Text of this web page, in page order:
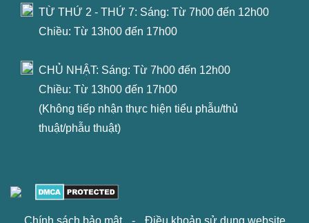
TỪ THỨ 2 - THỨ 7: Sáng: Từ 7h00 đến 12h00
Chiều: Từ 13h00 đến 17h00
CHỦ NHẬT: Sáng: Từ 7h00 đến 12h00
Chiều: Từ 13h00 đến 17h00
(Không tiếp nhận thực hiện tiểu phẫu/thủ
thuật/phẫu thuật)
Chính sách bảo mật - Điều khoản sử dụng website